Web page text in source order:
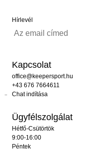
Hírlevél
Kapcsolat
office@keepersport.hu
+43 676 7664611
Chat indítása
Ügyfélszolgálat
Hétfő-Csütörtök
9:00-16:00
Péntek